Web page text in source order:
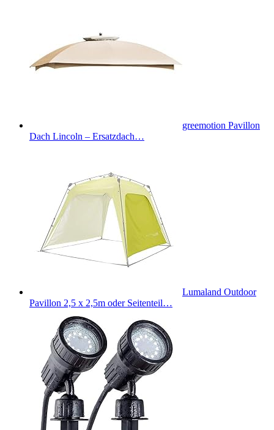
greemotion Pavillon
Dach Lincoln – Ersatzdach…
Lumaland Outdoor
Pavillon 2,5 x 2,5m oder Seitenteil…